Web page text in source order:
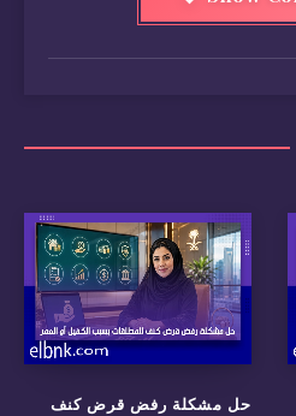
حل مشكلة رفض قرض كنف